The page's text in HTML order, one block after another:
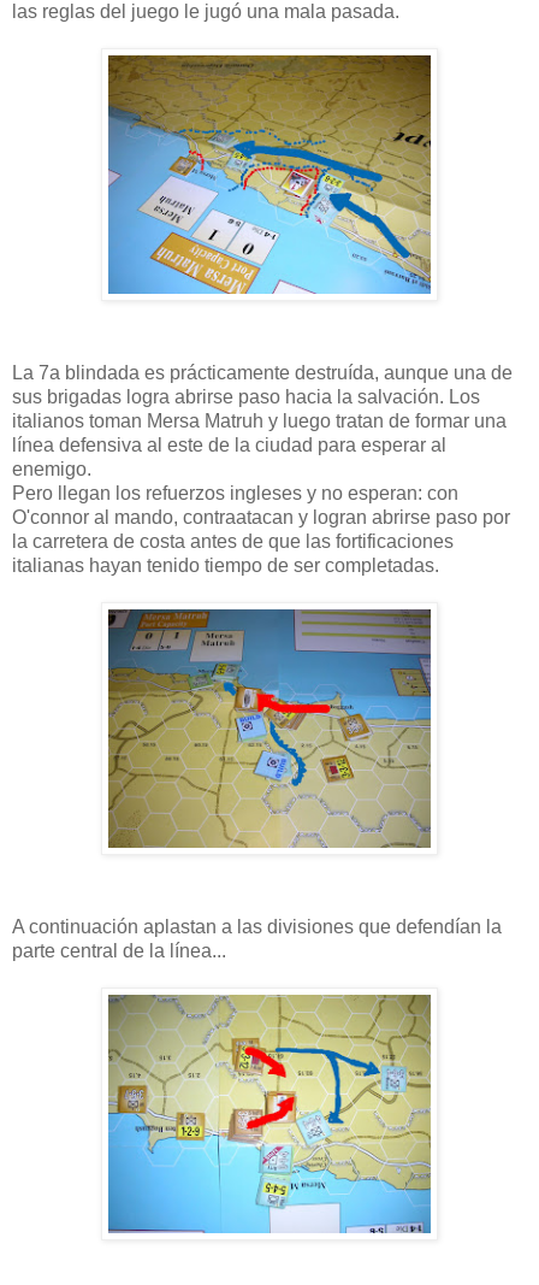
las reglas del juego le jugó una mala pasada.
La 7a blindada es prácticamente destruída, aunque una de
sus brigadas logra abrirse paso hacia la salvación. Los
italianos toman Mersa Matruh y luego tratan de formar una
línea defensiva al este de la ciudad para esperar al
enemigo.
Pero llegan los refuerzos ingleses y no esperan: con
O'connor al mando, contraatacan y logran abrirse paso por
la carretera de costa antes de que las fortificaciones
italianas hayan tenido tiempo de ser completadas.
A continuación aplastan a las divisiones que defendían la
parte central de la línea...